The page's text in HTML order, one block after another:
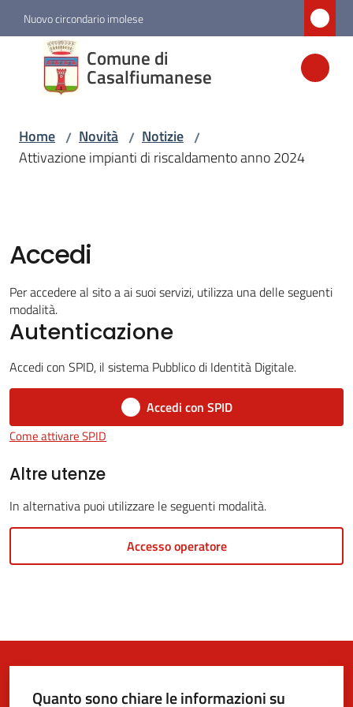
Vai al contenuto
Vai alla navigazione
Vai al footer
Nuovo circondario imolese
Comune di
Casalfiumanese
Comune di
Casalfiumanese
Amministrazione
Servizi
Vivere
Casalfiumanese
5x1000
Servizi
line
Tutti
Home / Novità / Notizie /
Attivazione impianti di riscaldamento anno 2024
Accedi
Per accedere al sito a ai suoi servizi, utilizza una delle seguenti
modalità.
Autenticazione
Accedi con SPID, il sistema Pubblico di Identità Digitale.
Accedi con SPID
Come attivare SPID
Altre utenze
In alternativa puoi utilizzare le seguenti modalità.
Accesso operatore
Quanto sono chiare le informazioni su